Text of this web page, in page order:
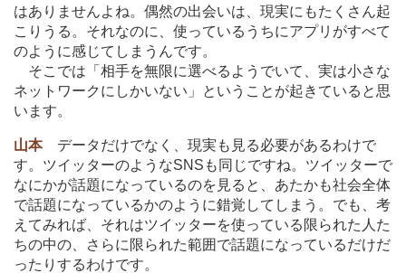
はありませんよね。偶然の出会いは、現実にもたくさん起
こりうる。それなのに、使っているうちにアプリがすべて
のように感じてしまうんです。
そこでは「相手を無限に選べるようでいて、実は小さな
ネットワークにしかいない」ということが起きていると思
います。
山本データだけでなく、現実も見る必要があるわけで
す。ツイッターのようなSNSも同じですね。ツイッターで
なにかが話題になっているのを見ると、あたかも社会全体
で話題になっているかのように錯覚してしまう。でも、考
えてみれば、それはツイッターを使っている限られた人た
ちの中の、さらに限られた範囲で話題になっているだけだ
ったりするわけです。